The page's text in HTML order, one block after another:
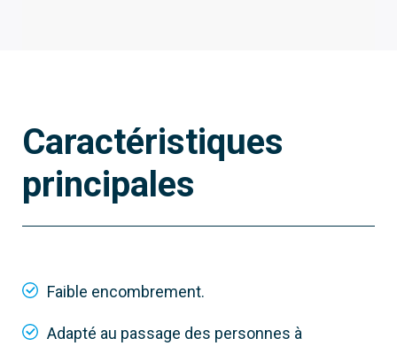
Caractéristiques
principales
Faible encombrement.
Adapté au passage des personnes à